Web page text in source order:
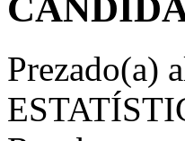
Prezado(a)